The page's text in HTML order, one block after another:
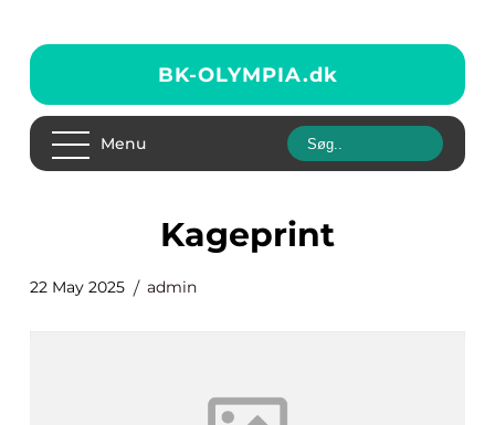
BK-OLYMPIA.dk
Menu
kageprint
22 May 2025 admin